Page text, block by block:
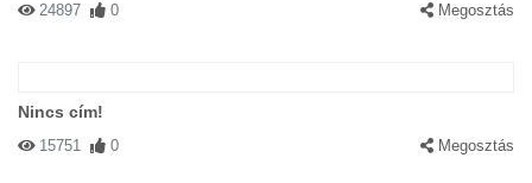
24897 0 Megosztás
Nincs cím!
15751 0 Megosztás